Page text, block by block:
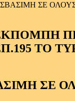
ΣΕ ΟΛΟΥΣ
ΣΕ